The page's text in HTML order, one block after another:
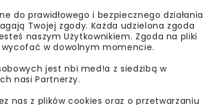
do prawidłowego i bezpiecznego działania
Twojej zgody. Każda udzielona zgoda
naszym Użytkownikiem. Zgoda na pliki
w dowolnym momencie.
jest nbi med!a z siedzibą w
nasi Partnerzy.
nas z plików cookies oraz o przetwarzaniu